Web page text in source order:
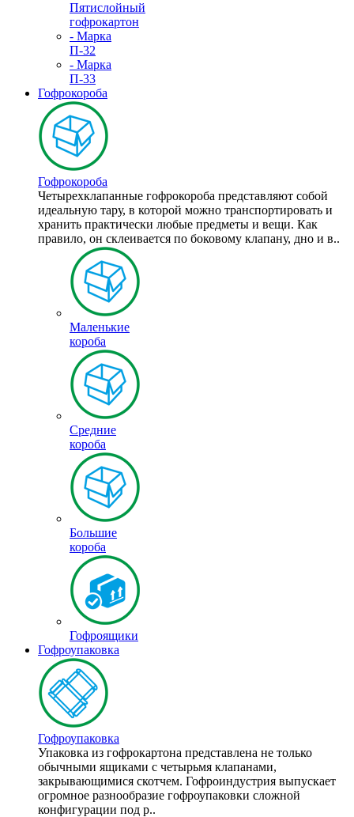
Пятислойный
гофрокартон
- Марка
П-32
- Марка
П-33
Гофрокороба
Гофрокороба
Четырехклапанные гофрокороба представляют собой
идеальную тару, в которой можно транспортировать и
хранить практически любые предметы и вещи. Как
правило, он склеивается по боковому клапану, дно и в..
Маленькие
короба
Средние
короба
Большие
короба
Гофроящики
Гофроупаковка
Гофроупаковка
Упаковка из гофрокартона представлена не только
обычными ящиками с четырьмя клапанами,
закрывающимися скотчем. Гофроиндустрия выпускает
огромное разнообразие гофроупаковки сложной
конфигурации под р..